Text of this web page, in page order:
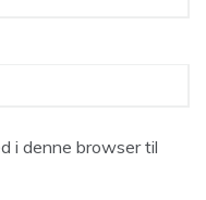
i denne browser til